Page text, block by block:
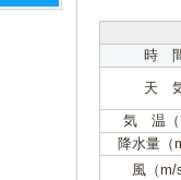
時
天
気 温
降水量（
風（m/